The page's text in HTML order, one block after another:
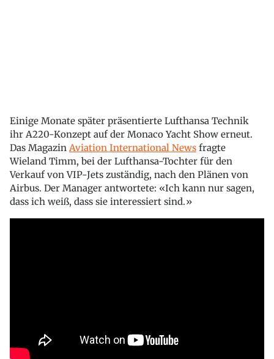
Einige Monate später präsentierte Lufthansa Technik
ihr A220-Konzept auf der Monaco Yacht Show erneut.
Das Magazin Aviation International News fragte
Wieland Timm, bei der Lufthansa-Tochter für den
Verkauf von VIP-Jets zuständig, nach den Plänen von
Airbus. Der Manager antwortete: «Ich kann nur sagen,
dass ich weiß, dass sie interessiert sind.»